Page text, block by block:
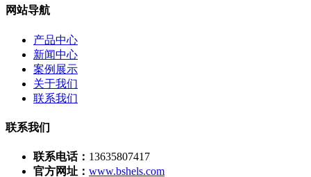
网站导航
产品中心
新闻中心
案例展示
关于我们
联系我们
联系我们
联系电话： 13635807417
官方网址： www.bshels.com